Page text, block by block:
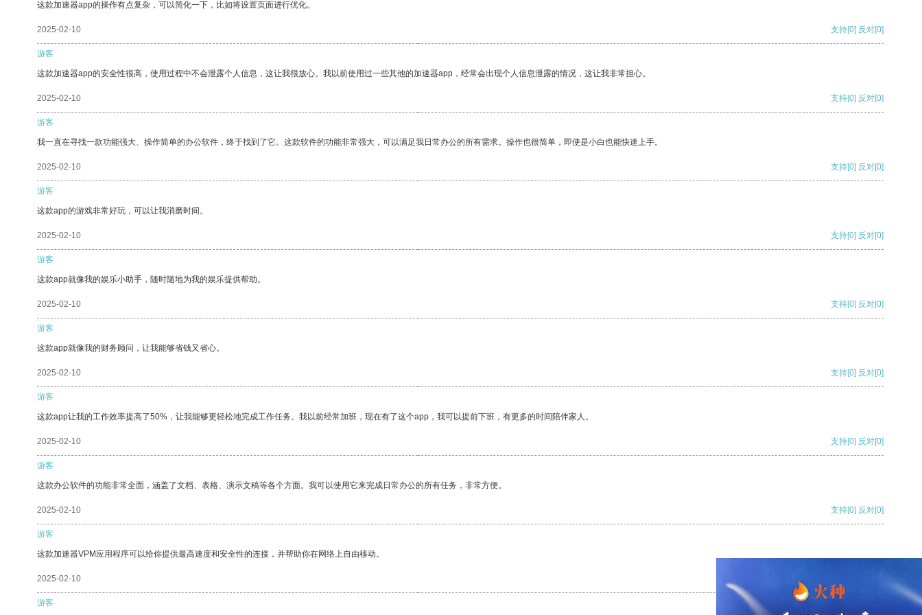
这款加速器app的操作有点复杂，可以简化一下，比如将设置页面进行优化。
2025-02-10 支持[0] 反对[0]
游客
这款加速器app的安全性很高，使用过程中不会泄露个人信息，这让我很放心。我以前使用过一些其他的加速器app，经常会出现个人信息泄露的情况，这让我非常担心。
2025-02-10 支持[0] 反对[0]
游客
我一直在寻找一款功能强大、操作简单的办公软件，终于找到了它。这款软件的功能非常强大，可以满足我日常办公的所有需求。操作也很简单，即使是小白也能快速上手。
2025-02-10 支持[0] 反对[0]
游客
这款app的游戏非常好玩，可以让我消磨时间。
2025-02-10 支持[0] 反对[0]
游客
这款app就像我的娱乐小助手，随时随地为我的娱乐提供帮助。
2025-02-10 支持[0] 反对[0]
游客
这款app就像我的财务顾问，让我能够省钱又省心。
2025-02-10 支持[0] 反对[0]
游客
这款app让我的工作效率提高了50%，让我能够更轻松地完成工作任务。我以前经常加班，现在有了这个app，我可以提前下班，有更多的时间陪伴家人。
2025-02-10 支持[0] 反对[0]
游客
这款办公软件的功能非常全面，涵盖了文档、表格、演示文稿等各个方面。我可以使用它来完成日常办公的所有任务，非常方便。
2025-02-10 支持[0] 反对[0]
游客
这款加速器VPM应用程序可以给你提供最高速度和安全性的连接，并帮助你在网络上自由移动。
2025-02-10
游客